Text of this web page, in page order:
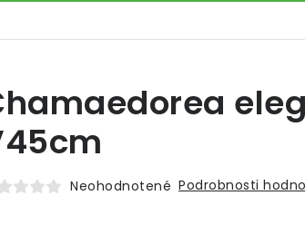
Neohodnotené Podrobnosti